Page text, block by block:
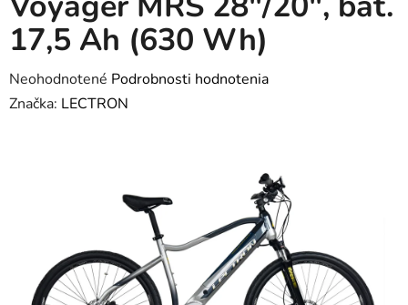
17,5 Ah (630 Wh)
Priemerné
hodnotenie
hviezdičiek.
Neohodnotené Podrobnosti hodnotenia
Značka: LECTRON